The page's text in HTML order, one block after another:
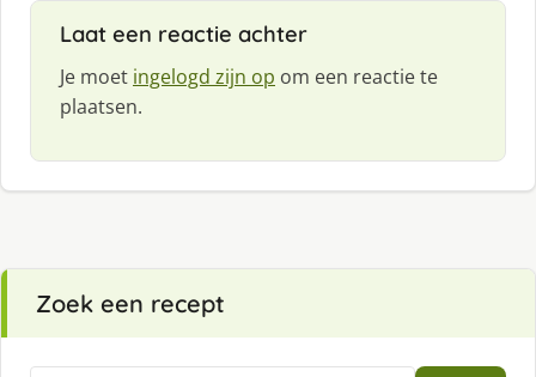
Laat een reactie achter
Je moet ingelogd zijn op om een reactie te
plaatsen.
Zoek een recept